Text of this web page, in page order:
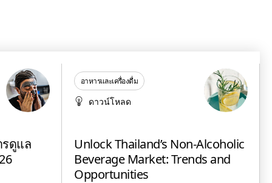
ดูแล
อาหารและเครื่องดื่ม
ดาวน์โหลด
Unlock Thailand’s Non-Alcoholic
Beverage Market: Trends and
Opportunities